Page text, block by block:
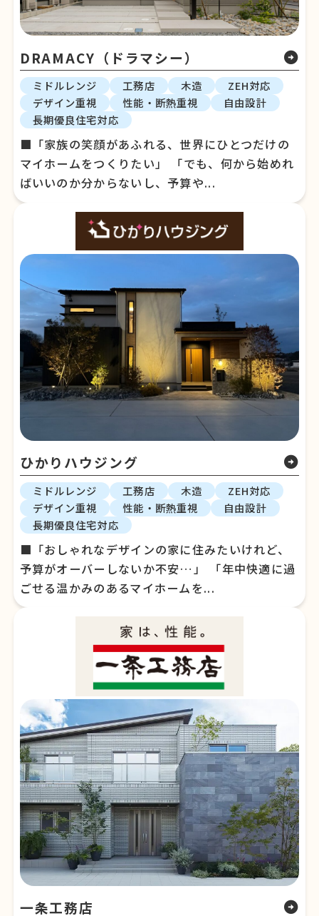
DRAMACY（ドラマシー） arrow_circle_right
ミドルレンジ 工務店 木造
ZEH対応
デザイン重視
性能・断熱重視
自由設計
長期優良住宅対応
■「家族の笑顔があふれる、世界にひとつだけの
マイホームをつくりたい」 「でも、何から始めれ
ばいいのか分からないし、予算や...
ひかりハウジング arrow_circle_right
ミドルレンジ 工務店 木造
ZEH対応
デザイン重視
性能・断熱重視
自由設計
長期優良住宅対応
■「おしゃれなデザインの家に住みたいけれど、
予算がオーバーしないか不安…」 「年中快適に過
ごせる温かみのあるマイホームを...
一条工務店 arrow_circle_right